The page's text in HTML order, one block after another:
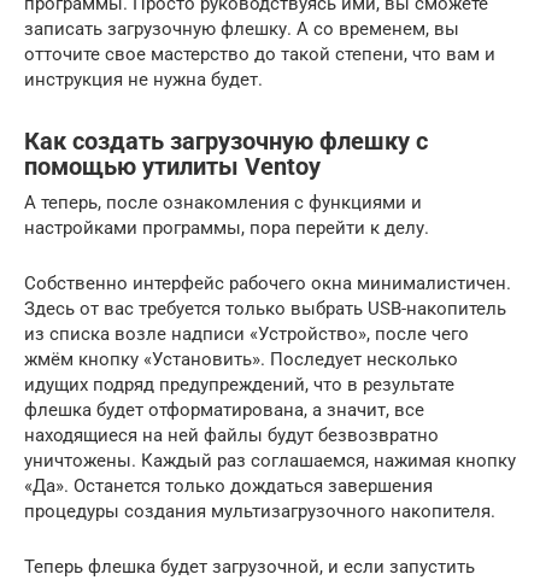
записать загрузочную флешку. А со временем, вы
отточите свое мастерство до такой степени, что вам и
инструкция не нужна будет.
Как создать загрузочную флешку с
помощью утилиты Ventoy
А теперь, после ознакомления с функциями и
настройками программы, пора перейти к делу.
Собственно интерфейс рабочего окна минималистичен.
Здесь от вас требуется только выбрать USB-накопитель
из списка возле надписи «Устройство», после чего
жмём кнопку «Установить». Последует несколько
идущих подряд предупреждений, что в результате
флешка будет отформатирована, а значит, все
находящиеся на ней файлы будут безвозвратно
уничтожены. Каждый раз соглашаемся, нажимая кнопку
«Да». Останется только дождаться завершения
процедуры создания мультизагрузочного накопителя.
Теперь флешка будет загрузочной, и если запустить